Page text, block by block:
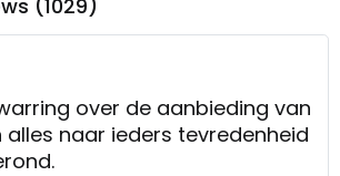
(1029)
over de aanbieding van
naar ieders tevredenheid